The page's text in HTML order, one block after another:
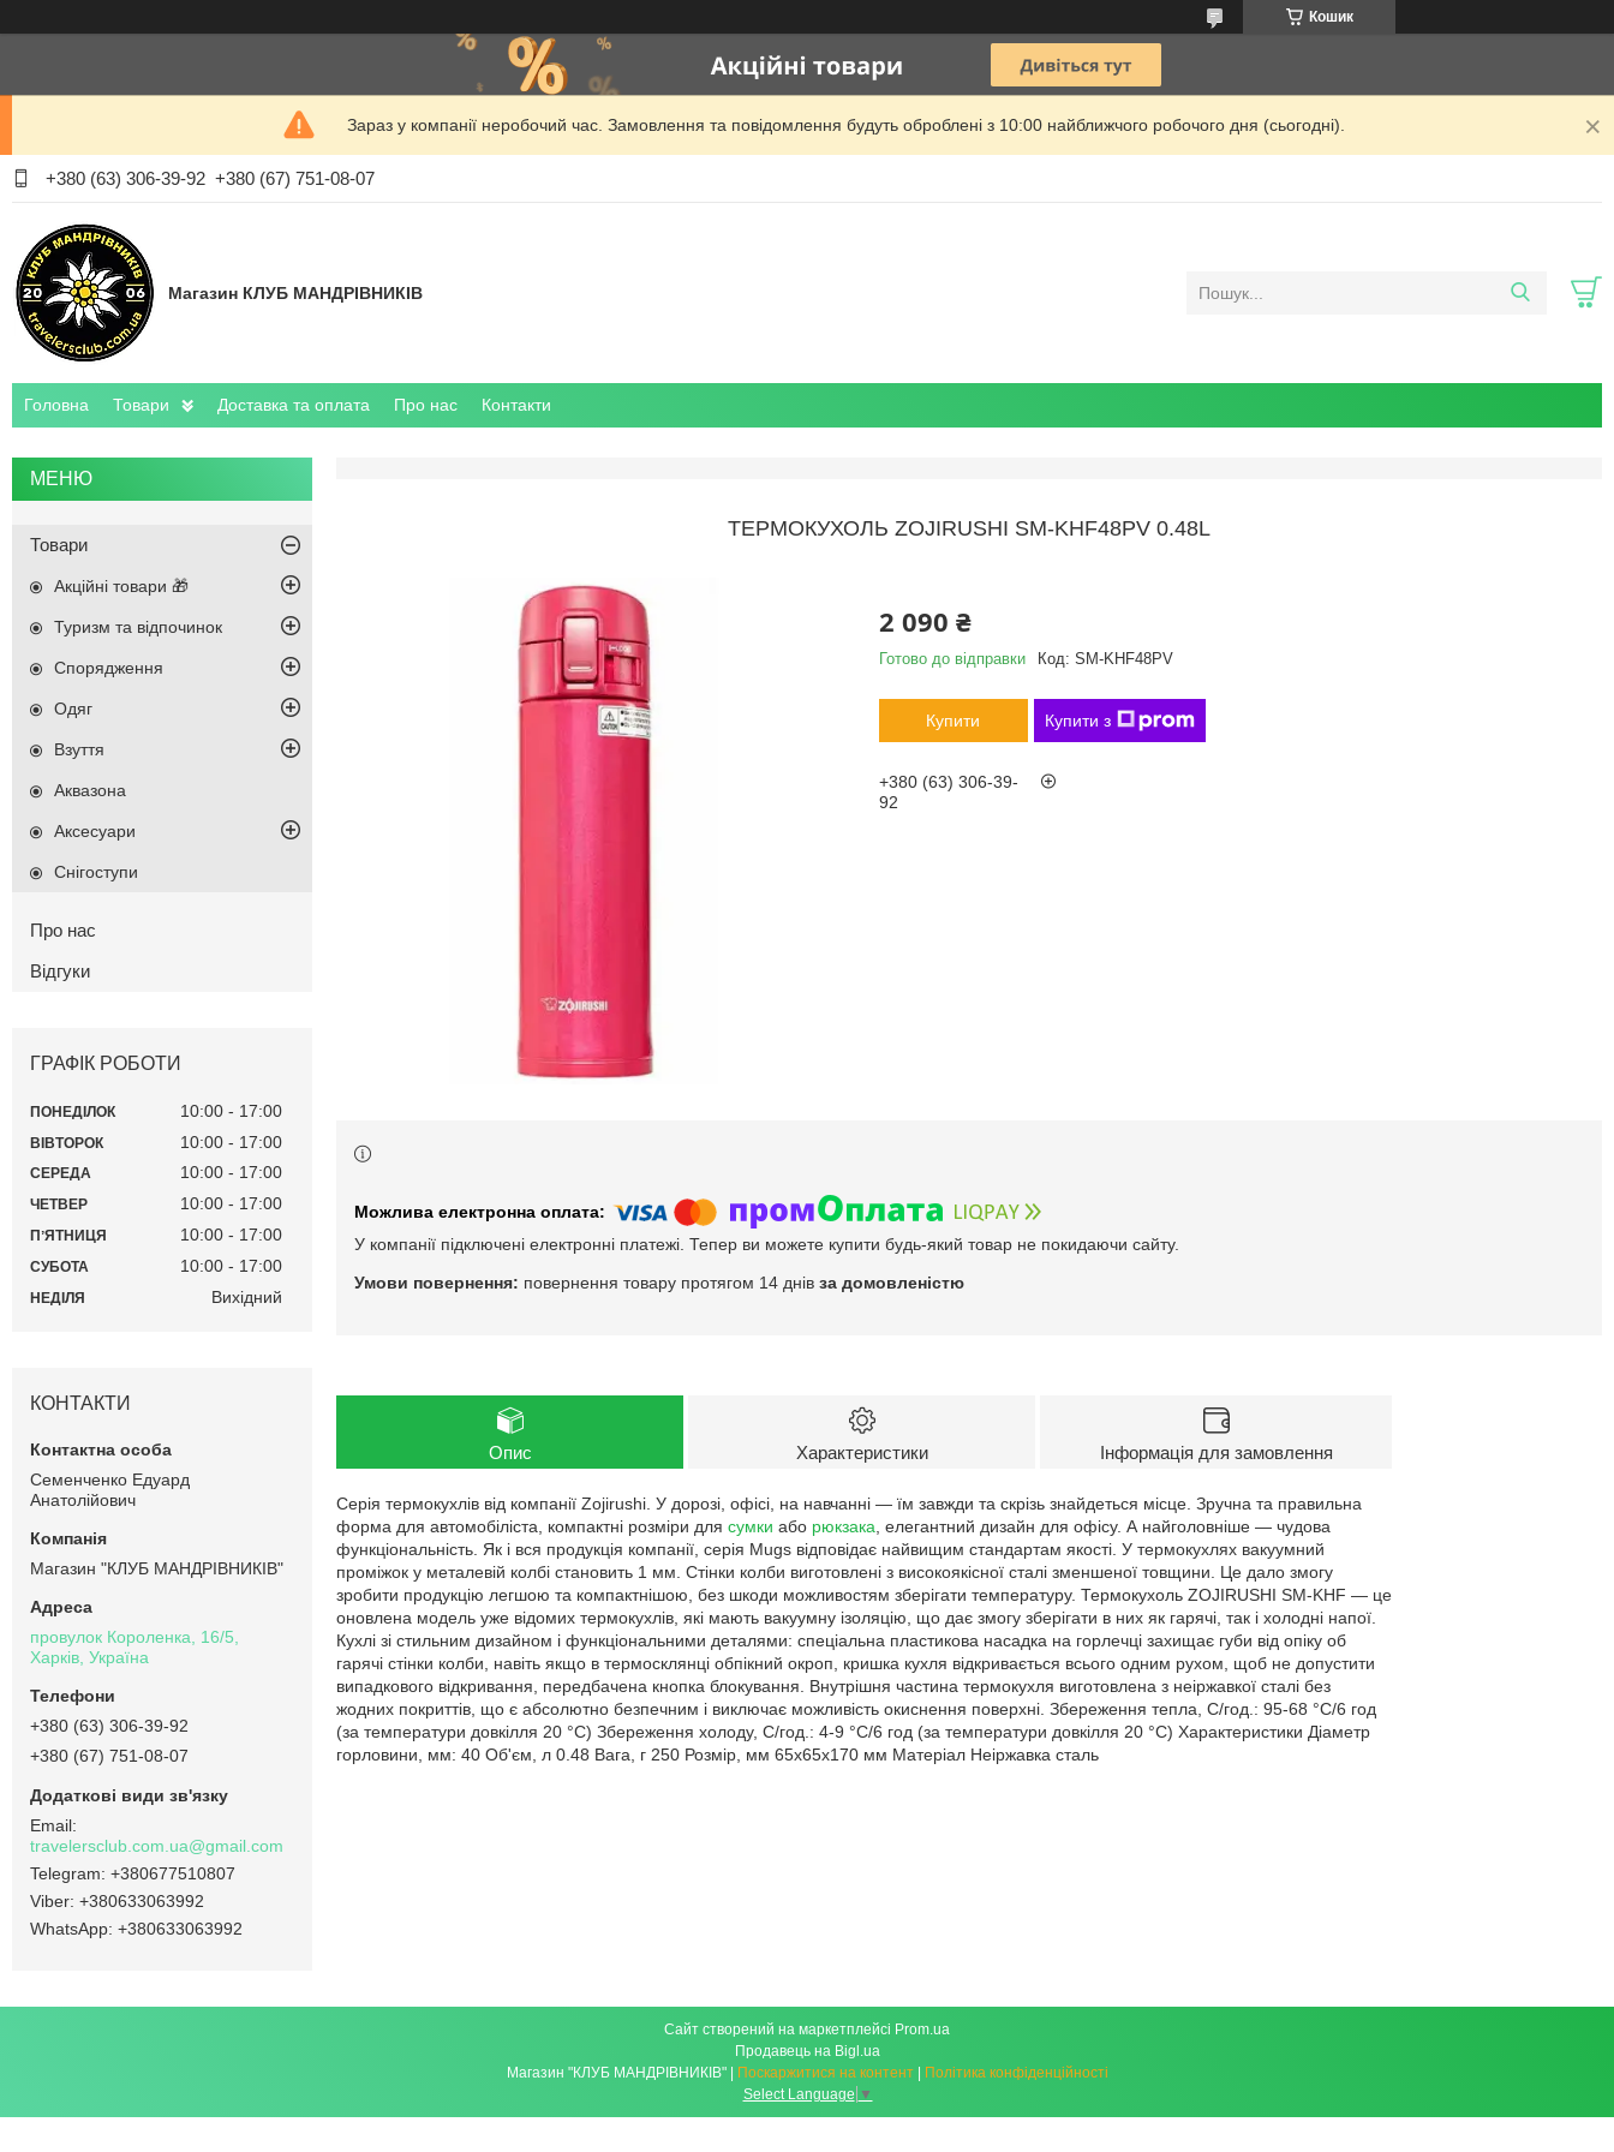
Кошик
Зараз у компанії неробочий час. Замовлення та повідомлення будуть оброблені з 10:00 найближчого робочого дня (сьогодні).
+380 (63) 306-39-92 +380 (67) 751-08-07
Магазин КЛУБ МАНДРІВНИКІВ
Головна Товари Доставка та оплата Про нас Контакти
ТЕРМОКУХОЛЬ ZOJIRUSHI SM-KHF48PV 0.48L
2 090 ₴
Готово до відправки Код: SM-KHF48PV
Купити Купити з
+380 (63) 306-39-
92
У компанії підключені електронні платежі. Тепер ви можете купити будь-який товар не покидаючи сайту.
повернення товару протягом 14 днів за домовленістю
Опис Характеристики Інформація для замовлення
Серія термокухлів від компанії Zojirushi. У дорозі, офісі, на навчанні — їм завжди та скрізь знайдеться місце. Зручна та правильна
форма для автомобіліста, компактні розміри для сумки або рюкзака , елегантний дизайн для офісу. А найголовніше — чудова
функціональність. Як і вся продукція компанії, серія Mugs відповідає найвищим стандартам якості. У термокухлях вакуумний
проміжок у металевій колбі становить 1 мм. Стінки колби виготовлені з високоякісної сталі зменшеної товщини. Це дало змогу
зробити продукцію легшою та компактнішою, без шкоди можливостям зберігати температуру. Термокухоль ZOJIRUSHI SM-KHF — це
оновлена модель уже відомих термокухлів, які мають вакуумну ізоляцію, що дає змогу зберігати в них як гарячі, так і холодні напої.
Кухлі зі стильним дизайном і функціональними деталями: спеціальна пластикова насадка на горлечці захищає губи від опіку об
гарячі стінки колби, навіть якщо в термосклянці обпікний окроп, кришка кухля відкривається всього одним рухом, щоб не допустити
випадкового відкривання, передбачена кнопка блокування. Внутрішня частина термокухля виготовлена з неіржавкої сталі без
жодних покриттів, що є абсолютно безпечним і виключає можливість окиснення поверхні. Збереження тепла, С/год.: 95-68 °C/6 год
(за температури довкілля 20 °C) Збереження холоду, С/год.: 4-9 °C/6 год (за температури довкілля 20 °C) Характеристики Діаметр
горловини, мм: 40 Об'єм, л 0.48 Вага, г 250 Розмір, мм 65x65x170 мм Матеріал Неіржавка сталь
Товари
Акційні товари 🎁
Туризм та відпочинок
Спорядження
Одяг
Взуття
Аквазона
Аксесуари
Снігоступи
Про нас
Відгуки
ГРАФІК РОБОТИ
ПОНЕДІЛОК 10:00 17:00
ВІВТОРОК 10:00 17:00
СЕРЕДА 10:00 17:00
ЧЕТВЕР 10:00 17:00
ПʼЯТНИЦЯ 10:00 17:00
СУБОТА 10:00 17:00
НЕДІЛЯ Вихідний
КОНТАКТИ
Семенченко Едуард
Анатолійович
Магазин "КЛУБ МАНДРІВНИКІВ"
провулок Короленка, 16/5,
Харків, Україна
+380 (63) 306-39-92
+380 (67) 751-08-07
travelersclub.com.ua@gmail.com
+380677510807
+380633063992
+380633063992
Сайт створений на маркетплейсі Prom.ua
Продавець на Bigl.ua
Магазин "КЛУБ МАНДРІВНИКІВ" | Поскаржитися на контент | Політика конфіденційності
Select Language ▼